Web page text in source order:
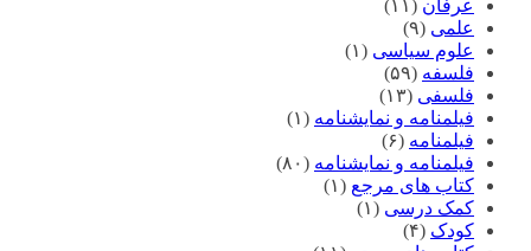
عرفان (۱۱)
علمی (۹)
علوم سیاسی (۱)
فلسفه (۵۹)
فلسفی (۱۳)
فیلمنامه و نمایشنامه (۱)
فیلمنامه (۶)
فیلمنامه و نمایشنامه (۸۰)
کتاب های مرجع (۱)
کمک درسی (۱)
کودک (۴)